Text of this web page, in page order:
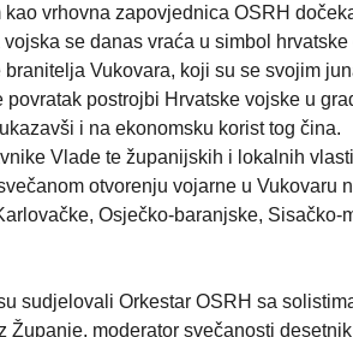
kao vrhovna zapovjednica OSRH
se danas vraća u simbol
Vukovara, koji su se svojim
postrojbi Hrvatske vojske u
i na ekonomsku korist tog čina.
Vlade te županijskih i lokalnih
otvorenju vojarne u Vukovaru
Osječko-baranjske, Sisačko-
sudjelovali Orkestar OSRH sa
Županje, moderator svečanosti